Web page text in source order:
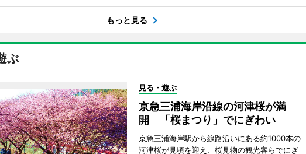
もっと見る
ぶ
見る・遊ぶ
京急三浦海岸沿線の河津桜が満
開 「桜まつり」でにぎわい
京急三浦海岸駅から線路沿いにある約1000本の
河津桜が見頃を迎え、桜見物の観光客らでにぎ